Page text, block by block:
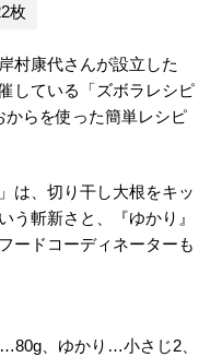
枚
村康代さんが設立した
している「ズボラレシピ
からを使った簡単レシピ
は、切り干し大根をキッ
う斬新さと、『ゆかり』
ードコーディネーターも
、ゆかり…小さじ2、